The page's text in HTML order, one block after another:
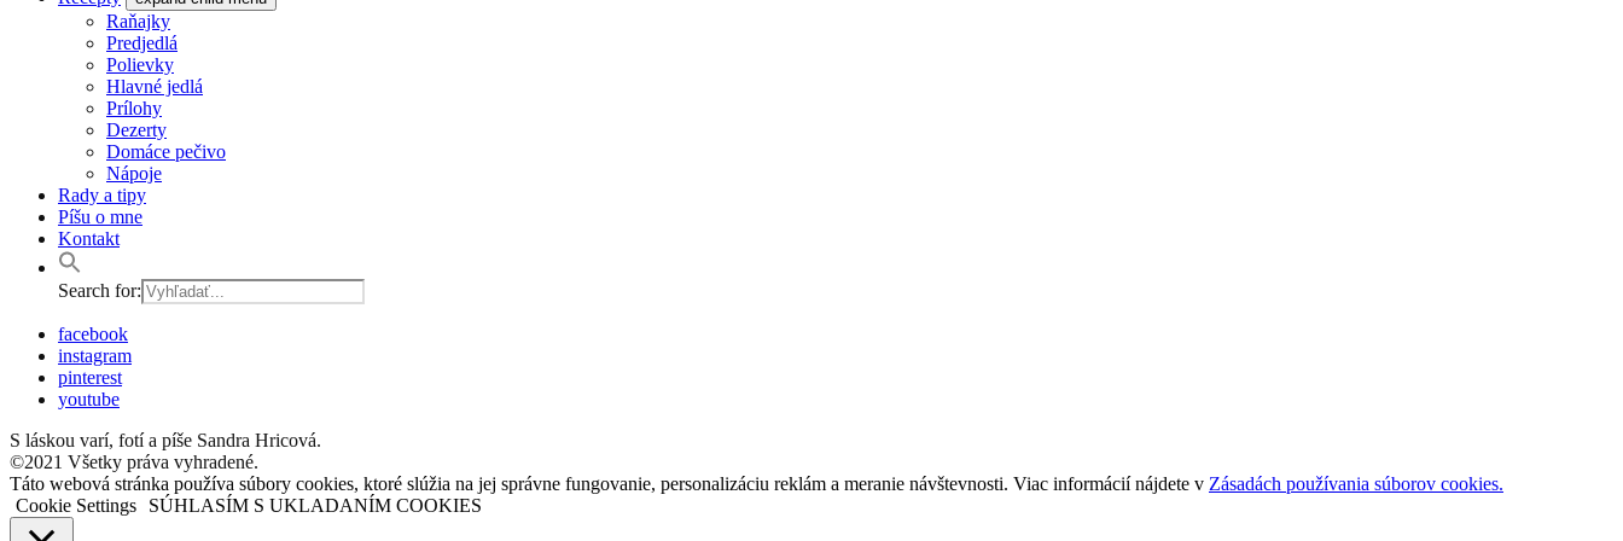
Raňajky
Predjedlá
Polievky
Hlavné jedlá
Prílohy
Dezerty
Domáce pečivo
Nápoje
Rady a tipy
Píšu o mne
Kontakt
Search for:
facebook
instagram
pinterest
youtube
S láskou varí, fotí a píše Sandra Hricová.
©2021 Všetky práva vyhradené.
Táto webová stránka používa súbory cookies, ktoré slúžia na jej správne fungovanie, personalizáciu reklám a meranie návštevnosti. Viac informácií nájdete v Zásadách používania súborov cookies.
Cookie Settings
SÚHLASÍM S UKLADANÍM COOKIES